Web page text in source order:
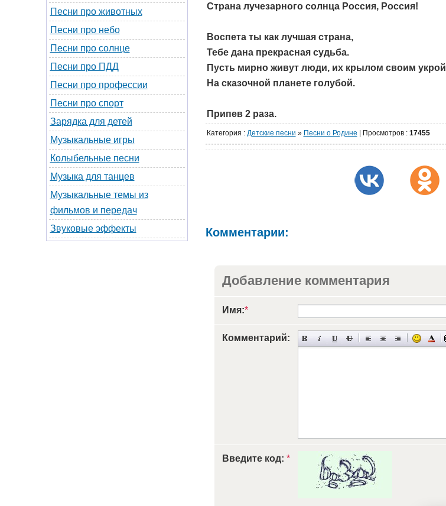
Песни про животных
Песни про небо
Песни про солнце
Песни про ПДД
Песни про профессии
Песни про спорт
Зарядка для детей
Музыкальные игры
Колыбельные песни
Музыка для танцев
Музыкальные темы из
фильмов и передач
Звуковые эффекты
Страна лучезарного солнца Россия, Россия!
Воспета ты как лучшая страна,
Тебе дана прекрасная судьба.
Пусть мирно живут люди, их крылом своим укрой
На сказочной планете голубой.
Припев 2 раза.
Категория : Детские песни » Песни о Родине | Просмотров : 17455
Комментарии:
Добавление комментария
Имя:*
Комментарий:
Введите код: *